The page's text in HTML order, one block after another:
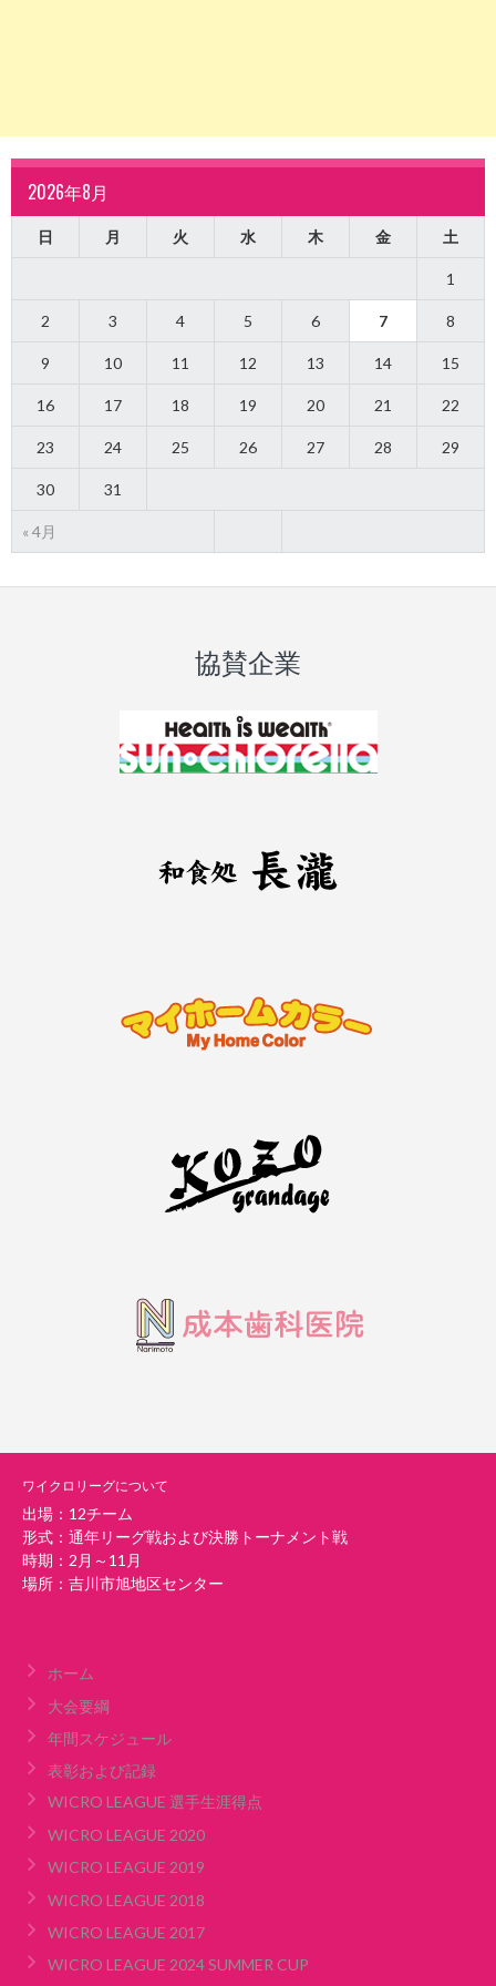
2026年8月
日 月 火 水 木 金 土
« 4月
1
2 3 4 5 6 7 8
9 10 11 12 13 14 15
16 17 18 19 20 21 22
23 24 25 26 27 28 29
30 31
協賛企業
ワイクロリーグについて
出場：12チーム
形式：通年リーグ戦および決勝トーナメント戦
時期：2月～11月
場所：吉川市旭地区センター
ホーム
大会要綱
年間スケジュール
表彰および記録
WICRO LEAGUE 選手生涯得点
WICRO LEAGUE 2020
WICRO LEAGUE 2019
WICRO LEAGUE 2018
WICRO LEAGUE 2017
WICRO LEAGUE 2024 SUMMER CUP